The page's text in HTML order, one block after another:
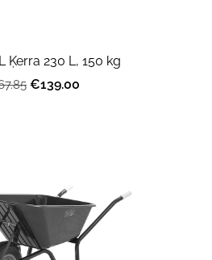
Ķerra 230 L, 150 kg
€139.00